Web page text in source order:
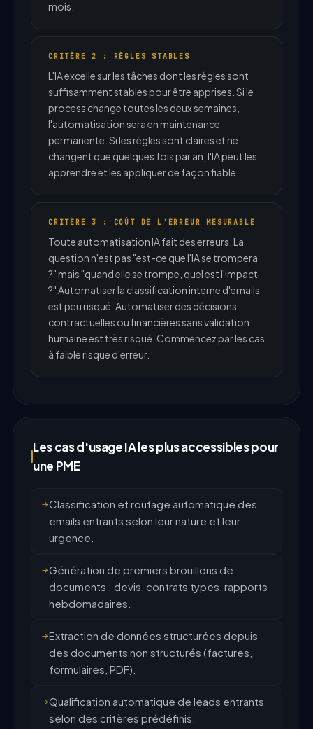
mois.
CRITÈRE 2 : RÈGLES STABLES
L'IA excelle sur les tâches dont les règles sont
suffisamment stables pour être apprises. Si le
process change toutes les deux semaines,
l'automatisation sera en maintenance
permanente. Si les règles sont claires et ne
changent que quelques fois par an, l'IA peut les
apprendre et les appliquer de façon fiable.
CRITÈRE 3 : COÛT DE L'ERREUR MESURABLE
Toute automatisation IA fait des erreurs. La
question n'est pas "est-ce que l'IA se trompera
?" mais "quand elle se trompe, quel est l'impact
?" Automatiser la classification interne d'emails
est peu risqué. Automatiser des décisions
contractuelles ou financières sans validation
humaine est très risqué. Commencez par les cas
à faible risque d'erreur.
Les cas d'usage IA les plus accessibles pour
une PME
Classification et routage automatique des
emails entrants selon leur nature et leur
urgence.
Génération de premiers brouillons de
documents : devis, contrats types, rapports
hebdomadaires.
Extraction de données structurées depuis
des documents non structurés (factures,
formulaires, PDF).
Qualification automatique de leads entrants
selon des critères prédéfinis.